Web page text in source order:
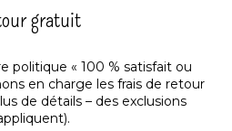
gratuit
politique « 100 % satisfait ou
en charge les frais de retour
de détails – des exclusions